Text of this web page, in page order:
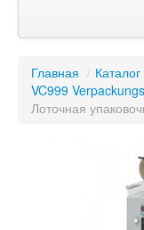
Наши
Планирование
Главная / Каталог
VC999
Лоточная